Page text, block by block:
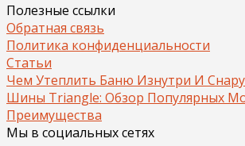
Полезные ссылки
Обратная связь
Политика конфиденциальности
Статьи
Чем Утеплить Баню Изнутри И
Шины Triangle: Обзор Популярных
Преимущества
Мы в социальных сетях